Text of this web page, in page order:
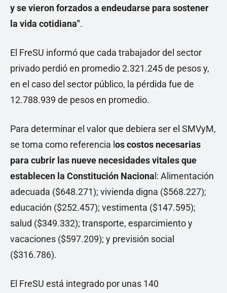
y se vieron forzados a endeudarse para sostener
la vida cotidiana".
El FreSU informó que cada trabajador del sector
privado perdió en promedio 2.321.245 de pesos y,
en el caso del sector público, la pérdida fue de
12.788.939 de pesos en promedio.
Para determinar el valor que debiera ser el SMVyM,
se toma como referencia los costos necesarias
para cubrir las nueve necesidades vitales que
establecen la Constitución Nacional: Alimentación
adecuada ($648.271); vivienda digna ($568.227);
educación ($252.457); vestimenta ($147.595);
salud ($349.332); transporte, esparcimiento y
vacaciones ($597.209); y previsión social
($316.786).
El FreSU está integrado por unas 140